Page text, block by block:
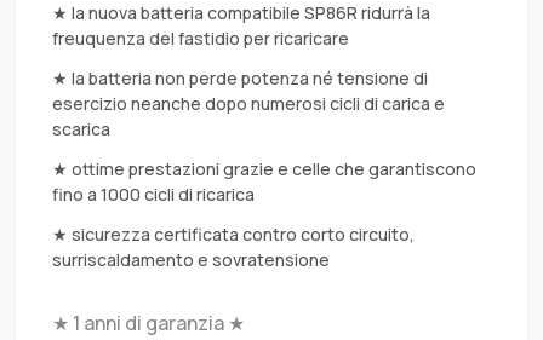
★ la nuova batteria compatibile SP86R ridurrà la
freuquenza del fastidio per ricaricare
★ la batteria non perde potenza né tensione di
esercizio neanche dopo numerosi cicli di carica e
scarica
★ ottime prestazioni grazie e celle che garantiscono
fino a 1000 cicli di ricarica
★ sicurezza certificata contro corto circuito,
surriscaldamento e sovratensione
★ 1 anni di garanzia ★